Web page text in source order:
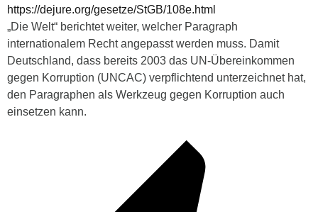
https://dejure.org/gesetze/StGB/108e.html
„Die Welt“ berichtet weiter, welcher Paragraph
internationalem Recht angepasst werden muss. Damit
Deutschland, dass bereits 2003 das UN-Übereinkommen
gegen Korruption (UNCAC) verpflichtend unterzeichnet hat,
den Paragraphen als Werkzeug gegen Korruption auch
einsetzen kann.